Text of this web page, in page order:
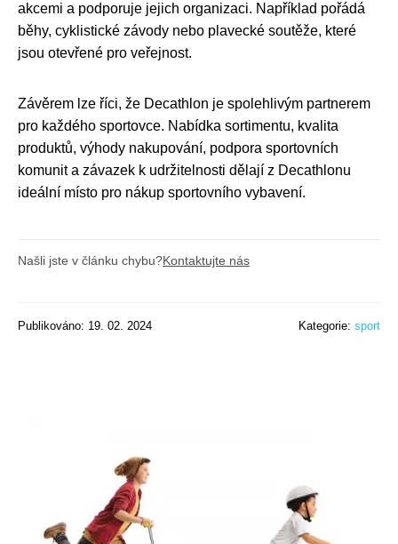
akcemi a podporuje jejich organizaci. Například pořádá
běhy, cyklistické závody nebo plavecké soutěže, které
jsou otevřené pro veřejnost.
Závěrem lze říci, že Decathlon je spolehlivým partnerem
pro každého sportovce. Nabídka sortimentu, kvalita
produktů, výhody nakupování, podpora sportovních
komunit a závazek k udržitelnosti dělají z Decathlonu
ideální místo pro nákup sportovního vybavení.
Našli jste v článku chybu?Kontaktujte nás
Publikováno: 19. 02. 2024 Kategorie: sport